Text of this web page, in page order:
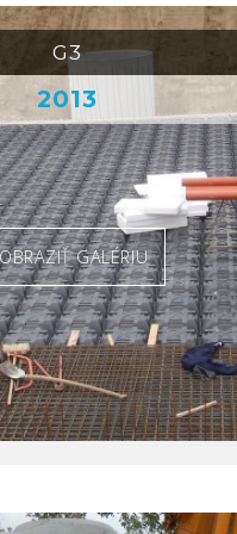
G3
2013
GALÉRIU